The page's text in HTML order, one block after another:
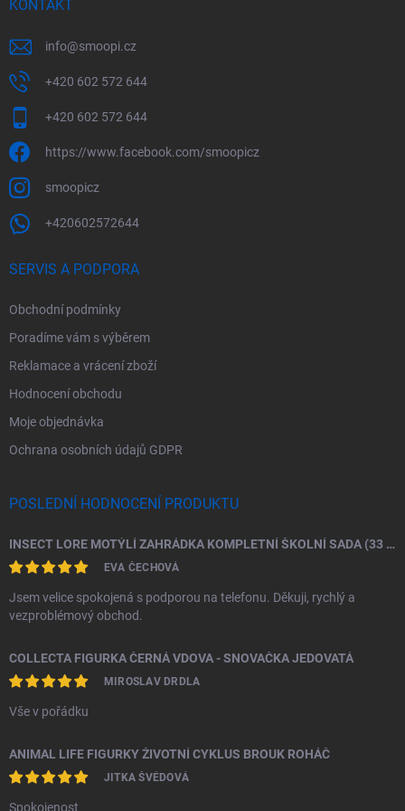
KONTAKT
info@smoopi.cz
+420 602 572 644
+420 602 572 644
https://www.facebook.com/smoopicz
smoopicz
+420602572644
SERVIS A PODPORA
Obchodní podmínky
Poradíme vám s výběrem
Reklamace a vrácení zboží
Hodnocení obchodu
Moje objednávka
Ochrana osobních údajů GDPR
POSLEDNÍ HODNOCENÍ PRODUKTU
INSECT LORE MOTÝLÍ ZAHRÁDKA KOMPLETNÍ ŠKOLNÍ SADA (33 HOUSENEK)
EVA ČECHOVÁ
Jsem velice spokojená s podporou na telefonu. Děkuji, rychlý a
vezproblémový obchod.
COLLECTA FIGURKA ČERNÁ VDOVA - SNOVAČKA JEDOVATÁ
MIROSLAV DRDLA
Vše v pořádku
ANIMAL LIFE FIGURKY ŽIVOTNÍ CYKLUS BROUK ROHÁČ
JITKA ŠVÉDOVÁ
Spokojenost